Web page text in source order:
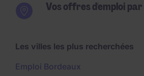
Vos offres d'emploi
Les villes les plus recherchées
Emploi Bordeaux